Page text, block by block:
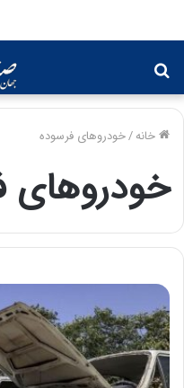
برای
خانه/خودروهای فرسوده
خودروهای